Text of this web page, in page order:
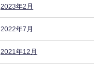
2023年2月
2022年7月
2021年12月